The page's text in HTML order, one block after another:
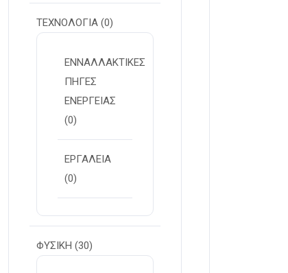
ΤΕΧΝΟΛΟΓΙΑ (0)
ΕΝΝΑΛΛΑΚΤΙΚΕΣ
ΠΗΓΕΣ
ΕΝΕΡΓΕΙΑΣ
(0)
ΕΡΓΑΛΕΙΑ
(0)
ΦΥΣΙΚΗ (30)